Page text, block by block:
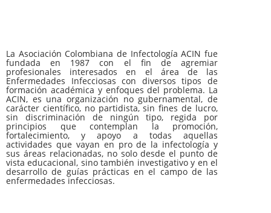
La Asociación Colombiana de Infectología ACIN fue
fundada en 1987 con el fin de agremiar
profesionales interesados en el área de las
Enfermedades Infecciosas con diversos tipos de
formación académica y enfoques del problema. La
ACIN, es una organización no gubernamental, de
carácter científico, no partidista, sin fines de lucro,
sin discriminación de ningún tipo, regida por
principios que contemplan la promoción,
fortalecimiento, y apoyo a todas aquellas
actividades que vayan en pro de la infectología y
sus áreas relacionadas, no solo desde el punto de
vista educacional, sino también investigativo y en el
desarrollo de guías prácticas en el campo de las
enfermedades infecciosas.